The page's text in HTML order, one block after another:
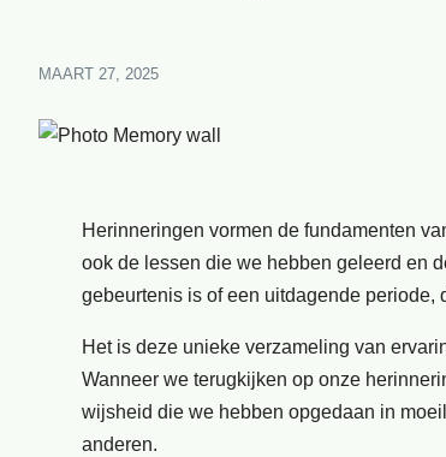
MAART 27, 2025
Herinneringen vormen de fundamenten
ook de lessen die we hebben geleerd en
gebeurtenis is of een uitdagende periode,
Het is deze unieke verzameling van
Wanneer we terugkijken op onze
wijsheid die we hebben opgedaan in
anderen.